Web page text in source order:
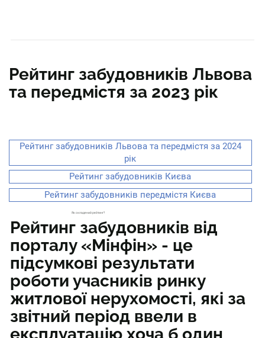
Рейтинг забудовників Львова
та передмістя за 2023 рік
Рейтинг забудовників Львова та передмістя за 2024
рік
Рейтинг забудовників Києва
Рейтинг забудовників передмістя Києва
Як складений рейтинг?
Рейтинг забудовників від
порталу «Мінфін» - це
підсумкові результати
роботи учасників ринку
житлової нерухомості, які за
звітний період ввели в